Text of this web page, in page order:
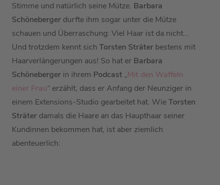
Stimme und natürlich seine Mütze. Barbara
Schöneberger durfte ihm sogar unter die Mütze
schauen und Überraschung: Viel Haar ist da nicht...
Und trotzdem kennt sich Torsten Sträter bestens mit
Haarverlängerungen aus! So hat er Barbara
Schöneberger in ihrem Podcast „Mit den Waffeln
einer Frau“ erzählt, dass er Anfang der Neunziger in
einem Extensions-Studio gearbeitet hat. WieTorsten
Sträter damals die Haare an das Haupthaar seiner
Kundinnen bekommen hat, ist aber ziemlich
abenteuerlich: